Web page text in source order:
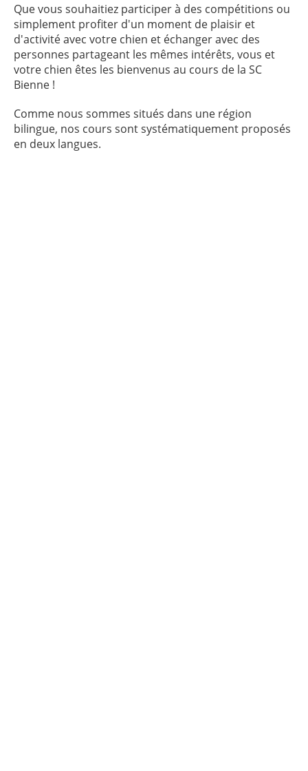
Que vous souhaitiez participer à des compétitions ou
simplement profiter d'un moment de plaisir et
d'activité avec votre chien et échanger avec des
personnes partageant les mêmes intérêts, vous et
votre chien êtes les bienvenus au cours de la SC
Bienne !
Comme nous sommes situés dans une région
bilingue, nos cours sont systématiquement proposés
en deux langues.